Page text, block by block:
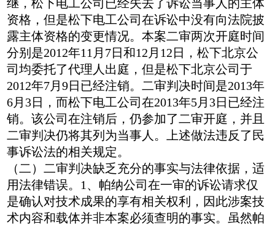
继，松下电工公司已经失去了诉讼当事人的主体
资格，但是松下电工公司在诉讼中没有向法院披
露主体资格的变更情况。本案二审两次开庭时间
分别是2012年11月7日和12月12日，松下北京公
司均委托了代理人出庭，但是松下北京公司于
2012年7月9日已经注销。二审判决时间是2013年
6月3日，而松下电工公司在2013年5月3日已经注
销。该公司在注销后，仍参加了二审开庭，并且
二审判决仍将其列为当事人。上述做法违反了民
事诉讼法的相关规定。
（二）二审判决缺乏充分的事实与法律依据，适
用法律错误。1、帕纳公司在一审的诉讼请求仅
是确认对技术成果的享有相关权利，因此涉案技
术内容和载体并非本案必须查明的事实。虽然帕